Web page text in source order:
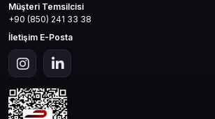
Müşteri Temsilcisi
+90 (850) 241 33 38
İletişim E-Posta